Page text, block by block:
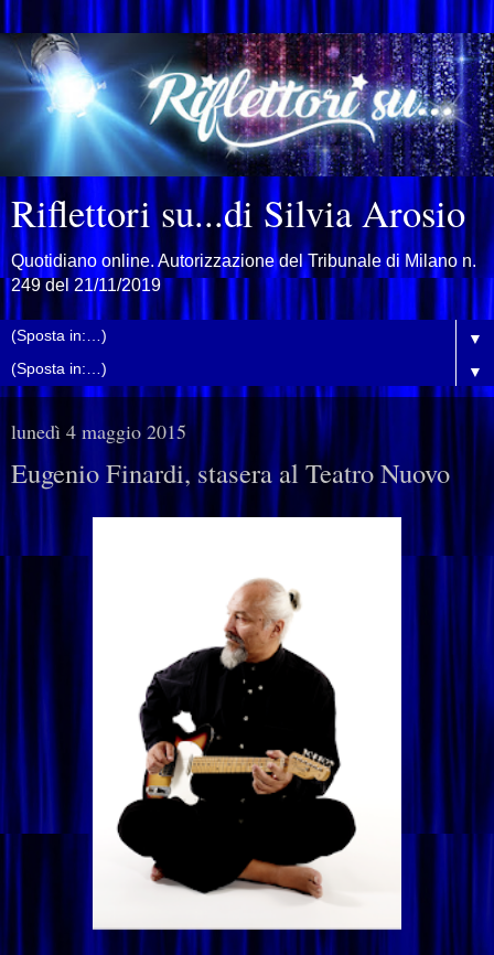
Riflettori su...di Silvia Arosio
Quotidiano online. Autorizzazione del Tribunale di Milano n.
249 del 21/11/2019
▼
▼
lunedì 4 maggio 2015
Eugenio Finardi, stasera al Teatro Nuovo